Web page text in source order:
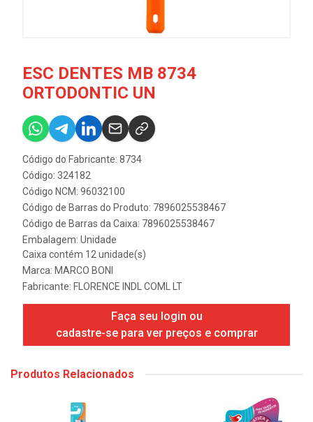
ESC DENTES MB 8734
ORTODONTIC UN
Código do Fabricante: 8734
Código: 324182
Código NCM: 96032100
Código de Barras do Produto: 7896025538467
Código de Barras da Caixa: 7896025538467
Embalagem: Unidade
Caixa contém 12 unidade(s)
Marca: MARCO BONI
Fabricante: FLORENCE INDL COML LT
Faça seu login ou
cadastre-se para ver preços e comprar
Produtos Relacionados